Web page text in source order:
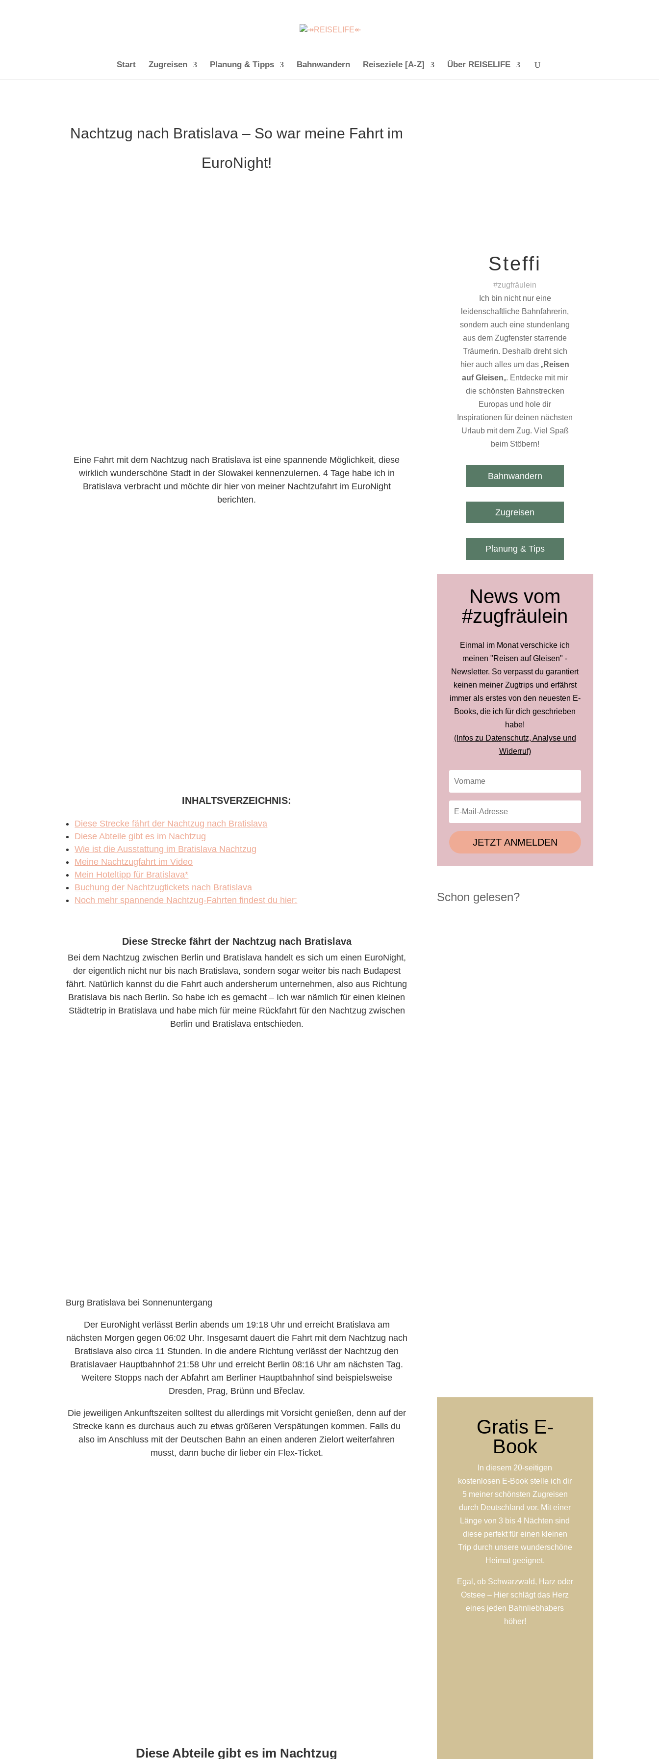
Start Zugreisen Planung & Tipps Bahnwandern Reiseziele [A-Z] Über REISELIFE
Nachtzug nach Bratislava – So war meine Fahrt im
EuroNight!
Eine Fahrt mit dem Nachtzug nach Bratislava ist eine spannende Möglichkeit, diese
wirklich wunderschöne Stadt in der Slowakei kennenzulernen. 4 Tage habe ich in
Bratislava verbracht und möchte dir hier von meiner Nachtzufahrt im EuroNight
berichten.
INHALTSVERZEICHNIS:
Diese Strecke fährt der Nachtzug nach Bratislava
Diese Abteile gibt es im Nachtzug
Wie ist die Ausstattung im Bratislava Nachtzug
Meine Nachtzugfahrt im Video
Mein Hoteltipp für Bratislava*
Buchung der Nachtzugtickets nach Bratislava
Noch mehr spannende Nachtzug-Fahrten findest du hier:
Diese Strecke fährt der Nachtzug nach Bratislava
Bei dem Nachtzug zwischen Berlin und Bratislava handelt es sich um einen EuroNight,
der eigentlich nicht nur bis nach Bratislava, sondern sogar weiter bis nach Budapest
fährt. Natürlich kannst du die Fahrt auch andersherum unternehmen, also aus Richtung
Bratislava bis nach Berlin. So habe ich es gemacht – Ich war nämlich für einen kleinen
Städtetrip in Bratislava und habe mich für meine Rückfahrt für den Nachtzug zwischen
Berlin und Bratislava entschieden.
Burg Bratislava bei Sonnenuntergang
Der EuroNight verlässt Berlin abends um 19:18 Uhr und erreicht Bratislava am
nächsten Morgen gegen 06:02 Uhr. Insgesamt dauert die Fahrt mit dem Nachtzug nach
Bratislava also circa 11 Stunden. In die andere Richtung verlässt der Nachtzug den
Bratislavaer Hauptbahnhof 21:58 Uhr und erreicht Berlin 08:16 Uhr am nächsten Tag.
Weitere Stopps nach der Abfahrt am Berliner Hauptbahnhof sind beispielsweise
Dresden, Prag, Brünn und Břeclav.
Die jeweiligen Ankunftszeiten solltest du allerdings mit Vorsicht genießen, denn auf der
Strecke kann es durchaus auch zu etwas größeren Verspätungen kommen. Falls du
also im Anschluss mit der Deutschen Bahn an einen anderen Zielort weiterfahren
musst, dann buche dir lieber ein Flex-Ticket.
Diese Abteile gibt es im Nachtzug
Steffi
#zugfräulein
Ich bin nicht nur eine
leidenschaftliche Bahnfahrerin,
sondern auch eine stundenlang
aus dem Zugfenster starrende
Träumerin. Deshalb dreht sich
hier auch alles um das „Reisen
auf Gleisen„. Entdecke mit mir
die schönsten Bahnstrecken
Europas und hole dir
Inspirationen für deinen nächsten
Urlaub mit dem Zug. Viel Spaß
beim Stöbern!
Bahnwandern
Zugreisen
Planung & Tips
News vom
#zugfräulein
Einmal im Monat verschicke ich
meinen "Reisen auf Gleisen" -
Newsletter. So verpasst du garantiert
keinen meiner Zugtrips und erfährst
immer als erstes von den neuesten E-
Books, die ich für dich geschrieben
habe!
(Infos zu Datenschutz, Analyse und
Widerruf)
JETZT ANMELDEN
Schon gelesen?
Gratis E-
Book
In diesem 20-seitigen
kostenlosen E-Book stelle ich dir
5 meiner schönsten Zugreisen
durch Deutschland vor. Mit einer
Länge von 3 bis 4 Nächten sind
diese perfekt für einen kleinen
Trip durch unsere wunderschöne
Heimat geeignet.
Egal, ob Schwarzwald, Harz oder
Ostsee – Hier schlägt das Herz
eines jeden Bahnliebhabers
höher!